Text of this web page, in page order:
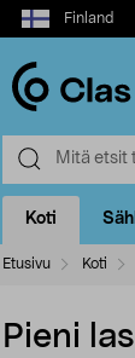
Select
market
Finland
Koti
Etusivu Koti
Pieni